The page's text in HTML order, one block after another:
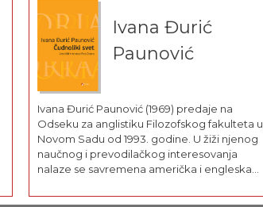
sa...
Ivana Đurić
Paunović
Ivana Đurić Paunović (1969) predaje na
Odseku za anglistiku Filozofskog fakulteta u
Novom Sadu od 1993. godine. U žiži njenog
naučnog i prevodilačkog interesovanja
nalaze se savremena američka i engleska
Džulijana Barnsa, Vladimira Nabokova,